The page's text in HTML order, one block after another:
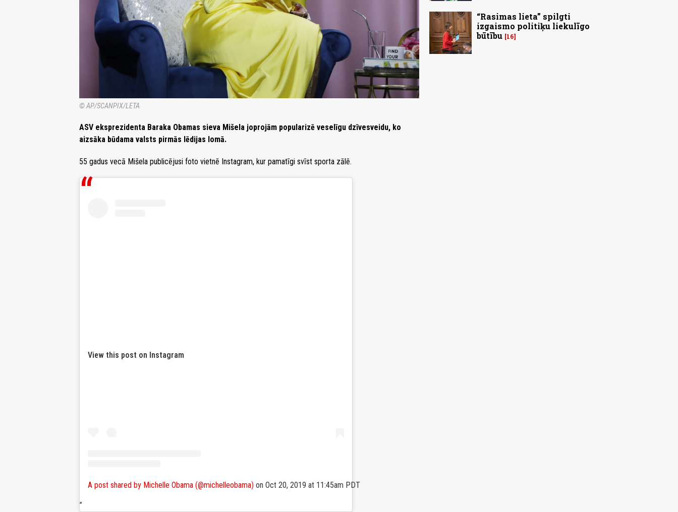
© AP/SCANPIX/LETA
ASV eksprezidenta Baraka Obamas sieva Mišela joprojām popularizē veselīgu dzīvesveidu, ko
aizsāka būdama valsts pirmās lēdijas lomā.
55 gadus vecā Mišela publicējusi foto vietnē Instagram, kur pamatīgi svīst sporta zālē.
View this post on Instagram
A post shared by Michelle Obama (@michelleobama) on Oct 20, 2019 at 11:45am PDT
“Rasimas lieta” spilgti
izgaismo politiķu liekulīgo
būtību 16